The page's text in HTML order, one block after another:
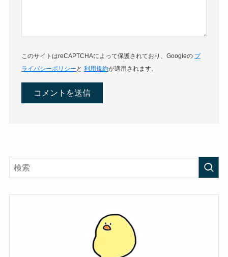
このサイトはreCAPTCHAによって保護されており、Googleの プ
ライバシーポリシー と利用規約が適用されます。